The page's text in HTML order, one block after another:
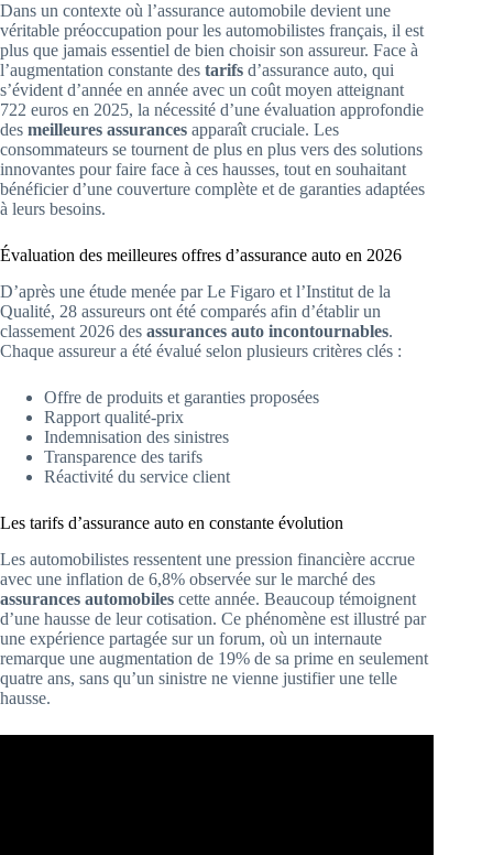
Dans un contexte où l’assurance automobile devient une
véritable préoccupation pour les automobilistes français, il est
plus que jamais essentiel de bien choisir son assureur. Face à
l’augmentation constante des tarifs d’assurance auto, qui
s’évident d’année en année avec un coût moyen atteignant
722 euros en 2025, la nécessité d’une évaluation approfondie
des meilleures assurances apparaît cruciale. Les
consommateurs se tournent de plus en plus vers des solutions
innovantes pour faire face à ces hausses, tout en souhaitant
bénéficier d’une couverture complète et de garanties adaptées
à leurs besoins.
Évaluation des meilleures offres d’assurance auto en 2026
D’après une étude menée par Le Figaro et l’Institut de la
Qualité, 28 assureurs ont été comparés afin d’établir un
classement 2026 des assurances auto incontournables.
Chaque assureur a été évalué selon plusieurs critères clés :
Offre de produits et garanties proposées
Rapport qualité-prix
Indemnisation des sinistres
Transparence des tarifs
Réactivité du service client
Les tarifs d’assurance auto en constante évolution
Les automobilistes ressentent une pression financière accrue
avec une inflation de 6,8% observée sur le marché des
assurances automobiles cette année. Beaucoup témoignent
d’une hausse de leur cotisation. Ce phénomène est illustré par
une expérience partagée sur un forum, où un internaute
remarque une augmentation de 19% de sa prime en seulement
quatre ans, sans qu’un sinistre ne vienne justifier une telle
hausse.